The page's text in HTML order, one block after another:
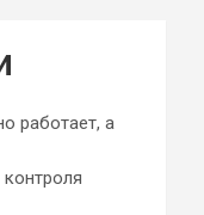
работает, а